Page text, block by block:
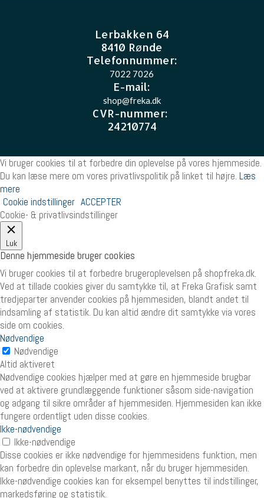
Lerbakken 64
8410 Rønde
Telefonnummer:
7022 7026
E-mail:
shop@freka.dk
CVR-nummer:
24210774
Vi bruger cookies til at forbedre din oplevelse på vores hjemmeside.
Du kan læse mere om vores privatlivspolitik på linket til højre. Læs
mere
Cookie indstillinger ACCEPTER
Cookie- & privatlivsindstillinger
Luk
Denne hjemmeside bruger cookies
Vi bruger cookies til at forbedre brugeroplevelsen på shopfreka.dk.
Ved at tillade cookies giver du samtykke til, at Freka Grafisk samt
tredjeparter anvender cookies på hjemmesiden, blandt andet til
indsamling af statistik. Du kan altid ændre dit samtykke via vores
side om cookies.
Nødvendige
Nødvendige
Altid aktiveret
Nødvendige cookies hjælper med at gøre en hjemmeside brugbar
ved at aktivere grundlæggende funktioner såsom side-navigation
og adgang til sikre områder af hjemmesiden. Hjemmesiden kan ikke
fungere ordentligt uden disse cookies.
Ikke-nødvendige
Ikke-nødvendige
Disse cookies er ikke nødvendige for hjemmesidens funktion, men
kan forbedre din oplevelse markant, når du bruger hjemmesiden.
Ikke-nødvendige cookies kan for eksempel benyttes til indstillinger,
markedsføring og statistik.